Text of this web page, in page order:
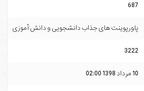
687
پاورپوینت های جذاب دانشجویی و دانش آموزی
3222
10 مرداد 1398 02:00